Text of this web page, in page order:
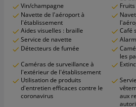
Vin/champagne
Fruits
Navette de l'aéroport à
l'établissement
Aides visuelles : braille
Café
Service de navette
Détecteurs de fumée
les
Caméras de surveillance à
l'extérieur de l'établissement
Utilisation de produits
d'entretien efficaces contre le
coronavirus
aux